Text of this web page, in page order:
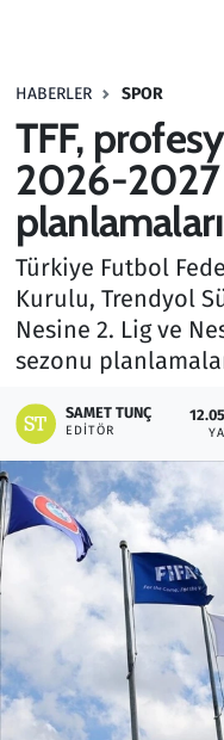
HABERLER SPOR
TFF,
2026-2027
Türkiye Futbol
Kurulu, Trendyol
Nesine 2. Lig ve
sezonu
SAMET TUNÇ
EDITÖR
Haber
Kültür Sanat
Kurumsal
Lezzet Durağı
Memur ve Kamu
Otomobil
Oyun
Ramazan
Resmi İlanlar
Rüya Tabirleri
Sağlık